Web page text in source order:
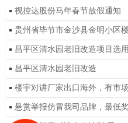
视控达股份马年春节放假通知
贵州省毕节市金沙县金明小区
昌平区清水园老旧改造项目选用的视控
昌平区清水园老旧改造
楼宇对讲厂家出口海外，有市
悬赏举报仿冒我司品牌，最低